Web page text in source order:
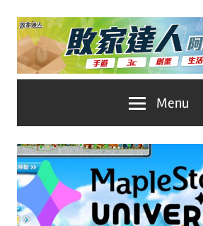
Skip
content
家
達
人
No.1
遊
戲
科
技
自
Menu